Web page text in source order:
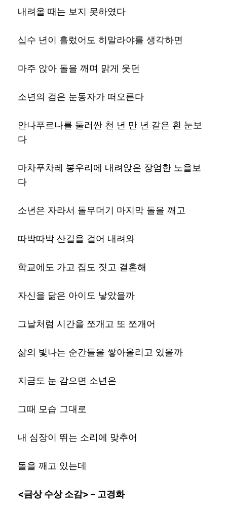
내려올 때는 보지 못하였다
십수 년이 흘렀어도 히말라야를 생각하면
마주 앉아 돌을 깨며 맑게 웃던
소년의 검은 눈동자가 떠오른다
안나푸르나를 둘러싼 천 년 만 년 같은 흰 눈보
다
마차푸차레 봉우리에 내려앉은 장엄한 노을보
다
소년은 자라서 돌무더기 마지막 돌을 깨고
따박따박 산길을 걸어 내려와
학교에도 가고 집도 짓고 결혼해
자신을 닮은 아이도 낳았을까
그날처럼 시간을 쪼개고 또 쪼개어
삶의 빛나는 순간들을 쌓아올리고 있을까
지금도 눈 감으면 소년은
그때 모습 그대로
내 심장이 뛰는 소리에 맞추어
돌을 깨고 있는데
<금상 수상 소감> – 고경화